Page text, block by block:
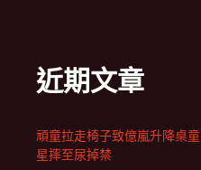
近期文章
頑童拉走椅子致億嵐升降桌童
星摔至尿掉禁